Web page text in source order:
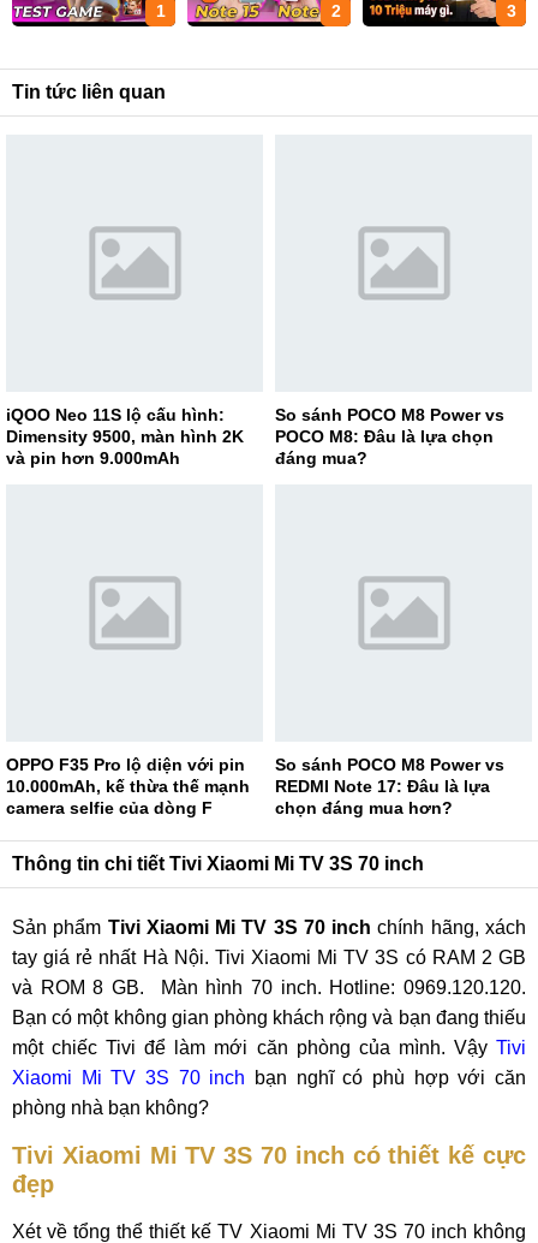
1 2 3
Tin tức liên quan
iQOO Neo 11S lộ cấu hình:
Dimensity 9500, màn hình 2K
và pin hơn 9.000mAh
So sánh POCO M8 Power vs
POCO M8: Đâu là lựa chọn
đáng mua?
OPPO F35 Pro lộ diện với pin
10.000mAh, kế thừa thế mạnh
camera selfie của dòng F
So sánh POCO M8 Power vs
REDMI Note 17: Đâu là lựa
chọn đáng mua hơn?
Thông tin chi tiết Tivi Xiaomi Mi TV 3S 70 inch
Sản phẩm Tivi Xiaomi Mi TV 3S 70 inch chính hãng, xách
tay giá rẻ nhất Hà Nội. Tivi Xiaomi Mi TV 3S có RAM 2 GB
và ROM 8 GB. Màn hình 70 inch. Hotline: 0969.120.120.
Bạn có một không gian phòng khách rộng và bạn đang thiếu
một chiếc Tivi để làm mới căn phòng của mình. Vậy Tivi
Xiaomi Mi TV 3S 70 inch bạn nghĩ có phù hợp với căn
phòng nhà bạn không?
Tivi Xiaomi Mi TV 3S 70 inch có thiết kế cực
đẹp
Xét về tổng thể thiết kế TV Xiaomi Mi TV 3S 70 inch không